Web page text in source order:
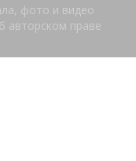
фото и видео
авторском праве